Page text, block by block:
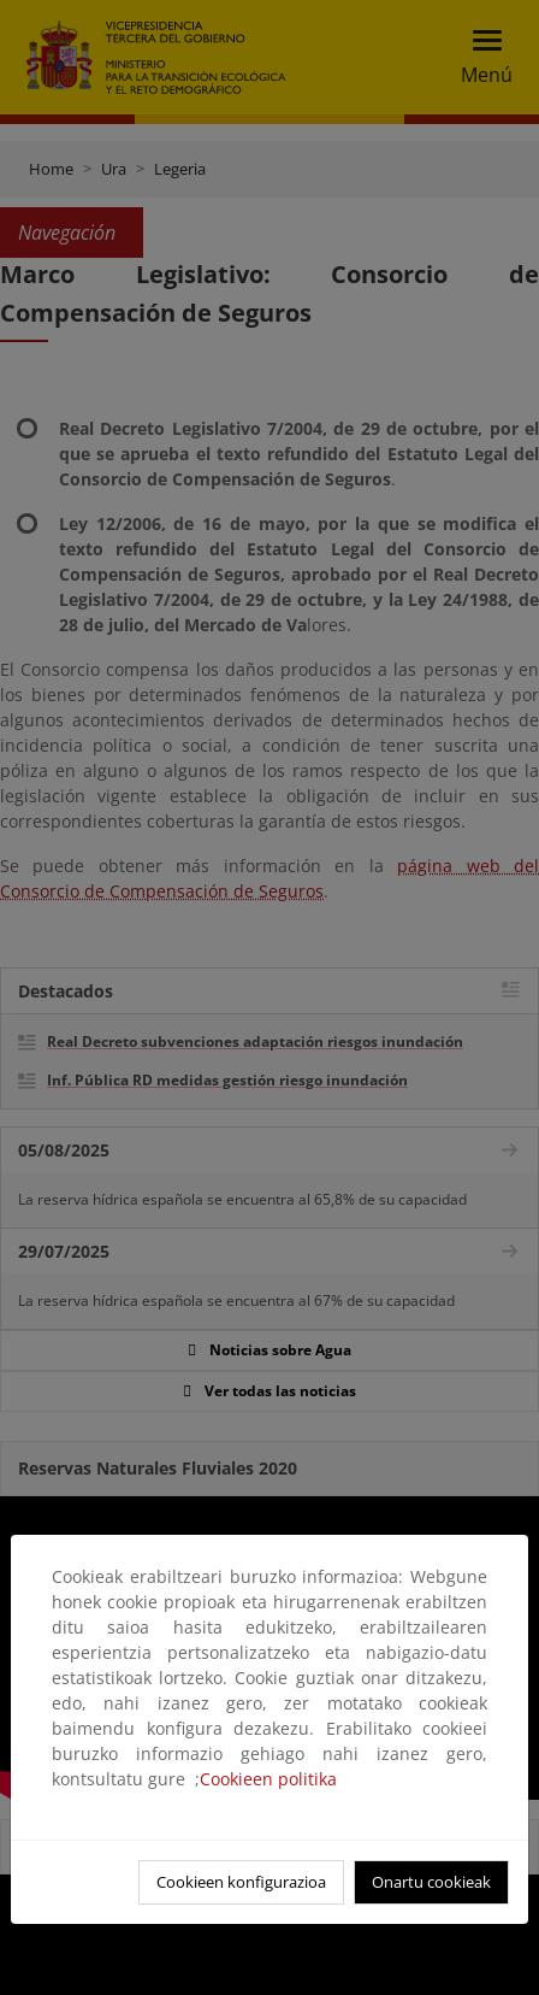
Menú
Home Ura Legeria
Navegación
Marco Legislativo: Consorcio de
Compensación de Seguros
Real Decreto Legislativo 7/2004, de 29 de octubre, por el
que se aprueba el texto refundido del Estatuto Legal del
Consorcio de Compensación de Seguros.
Ley 12/2006, de 16 de mayo, por la que se modifica el
texto refundido del Estatuto Legal del Consorcio de
Compensación de Seguros, aprobado por el Real Decreto
Legislativo 7/2004, de 29 de octubre, y la Ley 24/1988, de
28 de julio, del Mercado de Valores.
El Consorcio compensa los daños producidos a las personas y en
los bienes por determinados fenómenos de la naturaleza y por
algunos acontecimientos derivados de determinados hechos de
incidencia política o social, a condición de tener suscrita una
póliza en alguno o algunos de los ramos respecto de los que la
legislación vigente establece la obligación de incluir en sus
correspondientes coberturas la garantía de estos riesgos.
Se puede obtener más información en la página web del
Consorcio de Compensación de Seguros.
Destacados
Real Decreto subvenciones adaptación riesgos inundación
Inf. Pública RD medidas gestión riesgo inundación
05/08/2025
La reserva hídrica española se encuentra al 65,8% de su capacidad
29/07/2025
La reserva hídrica española se encuentra al 67% de su capacidad
Noticias sobre Agua
Ver todas las noticias
Reservas Naturales Fluviales 2020
Cookieak erabiltzeari buruzko informazioa: Webgune
honek cookie propioak eta hirugarrenenak erabiltzen
ditu saioa hasita edukitzeko, erabiltzailearen
esperientzia pertsonalizatzeko eta nabigazio-datu
estatistikoak lortzeko. Cookie guztiak onar ditzakezu,
edo, nahi izanez gero, zer motatako cookieak
baimendu konfigura dezakezu. Erabilitako cookieei
buruzko informazio gehiago nahi izanez gero,
kontsultatu gure ;Cookieen politika
Cookieen konfigurazioa Onartu cookieak